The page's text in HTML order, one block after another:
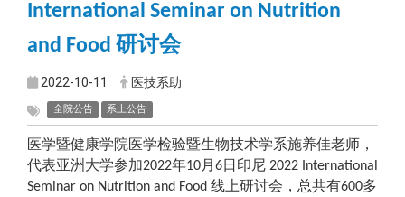
International Seminar on Nutrition
and Food 研讨会
2022-10-11 医技系助
全院公告 系上公告
医学暨健康学院医学检验暨生物技术学系施养佳老师，
代表亚洲大学参加2022年10月 6日印尼 2022 International
Seminar on Nutrition and Food 线上研讨会，总共有600多